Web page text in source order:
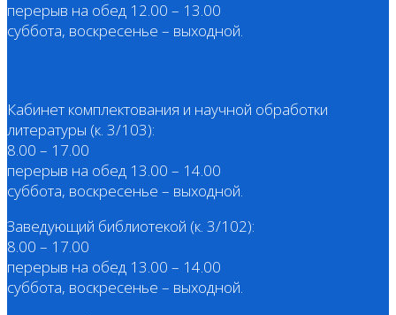
перерыв на обед 12.00 – 13.00
суббота, воскресенье – выходной.
Кабинет комплектования и научной обработки
литературы (к. 3/103):
8.00 – 17.00
перерыв на обед 13.00 – 14.00
суббота, воскресенье – выходной.
Заведующий библиотекой (к. 3/102):
8.00 – 17.00
перерыв на обед 13.00 – 14.00
суббота, воскресенье – выходной.